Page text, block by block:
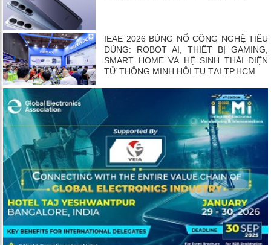
IEAE 2026 BÙNG NỔ CÔNG NGHỆ TIÊU
DÙNG: ROBOT AI, THIẾT BỊ GAMING,
SMART HOME VÀ HỆ SINH THÁI ĐIỆN
TỬ THÔNG MINH HỘI TỤ TẠI TP.HCM